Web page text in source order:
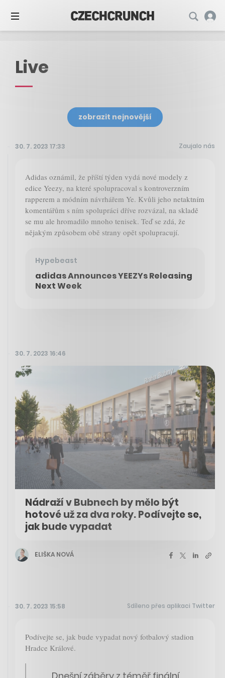
Live
zobrazit nejnovější
30. 7. 2023 17:33 Zaujalo nás
Adidas oznámil, že příští týden vydá nové modely z
edice Yeezy, na které spolupracoval s kontroverzním
rapperem a módním návrhářem Ye. Kvůli jeho netaktním
komentářům s ním spolupráci dříve rozvázal, na skladě
se mu ale hromadilo mnoho tenisek. Teď se zdá, že
nějakým způsobem obě strany opět spolupracují.
Hypebeast
adidas Announces YEEZYs Releasing
Next Week
30. 7. 2023 16:46
Nádraží v Bubnech by mělo být
hotové už za dva roky. Podívejte se,
jak bude vypadat
ELIŠKA NOVÁ
30. 7. 2023 15:58 Sdíleno přes aplikaci Twitter
Podívejte se, jak bude vypadat nový fotbalový stadion
Hradce Králové.